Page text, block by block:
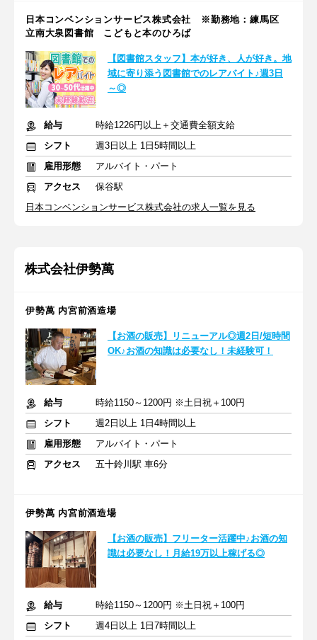
日本コンベンションサービス株式会社 ※勤務地：練馬区
立南大泉図書館 こどもと本のひろば
【図書館スタッフ】本が好き、人が好き。地
域に寄り添う図書館でのレアバイト♪週3日
～◎
給与
時給1226円以上＋交通費全額支給
シフト
週3日以上 1日5時間以上
雇用形態
アルバイト・パート
アクセス
保谷駅
日本コンベンションサービス株式会社の求人一覧を見る
株式会社伊勢萬
伊勢萬 内宮前酒造場
【お酒の販売】リニューアル◎週2日/短時間
OK♪お酒の知識は必要なし！未経験可！
給与
時給1150～1200円 ※土日祝＋100円
シフト
週2日以上 1日4時間以上
雇用形態
アルバイト・パート
アクセス
五十鈴川駅 車6分
伊勢萬 内宮前酒造場
【お酒の販売】フリーター活躍中♪お酒の知
識は必要なし！月給19万以上稼げる◎
給与
時給1150～1200円 ※土日祝＋100円
シフト
週4日以上 1日7時間以上